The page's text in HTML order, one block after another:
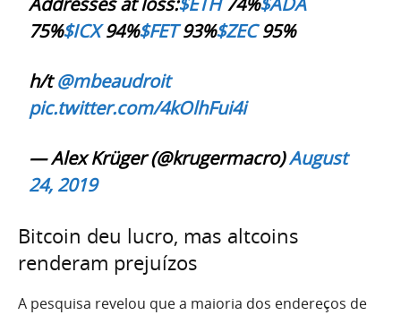
75%$ICX94%$FET93%$ZEC95%
h/t@mbeaudroit
pic.twitter.com/4kOlhFui4i
— Alex Krüger (@krugermacro)August
24, 2019
Bitcoin deu lucro, mas altcoins
renderam prejuízos
A pesquisa revelou que a maioria dos endereços de